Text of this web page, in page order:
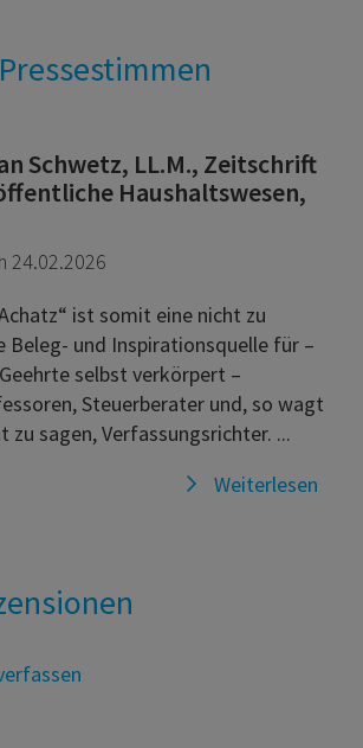
Schwetz, LL.M., Zeitschrift
Haushaltswesen,
24.02.2026
ist somit eine nicht zu
Beleg- und Inspirationsquelle für –
selbst verkörpert –
Steuerberater und, so wagt
zu sagen, Verfassungsrichter. ...
Weiterlesen